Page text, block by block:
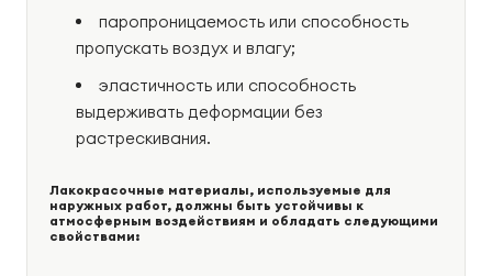
паропроницаемость или способность
пропускать воздух и влагу;
эластичность или способность
выдерживать деформации без
растрескивания.
Лакокрасочные материалы, используемые для
наружных работ, должны быть устойчивы к
атмосферным воздействиям и обладать следующими
свойствами: